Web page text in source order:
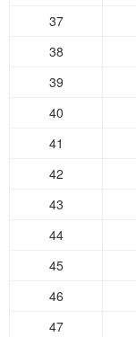
37
38
39
40
41
42
43
44
45
46
47